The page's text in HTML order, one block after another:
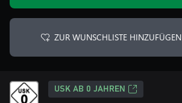
ZUR WUNSCHLISTE HINZUFÜGEN
USK AB 0 JAHREN